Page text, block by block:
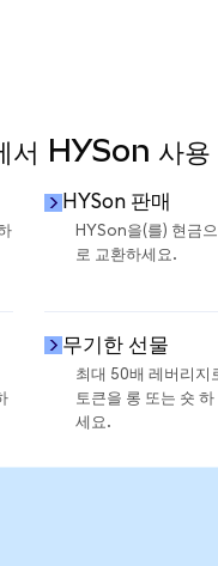
HYSon 사용
HYSon 판매
HYSon을(를) 현금으
로 교환하세요.
무기한 선물
최대 50배 레버리지
토큰을 롱 또는 숏 하
세요.